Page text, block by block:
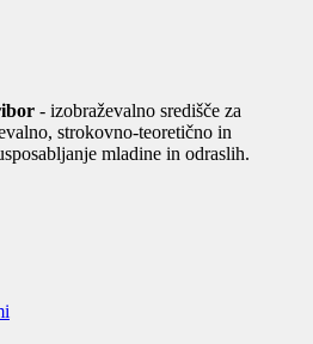
- izobraževalno središče za
strokovno-teoretično in
mladine in odraslih.